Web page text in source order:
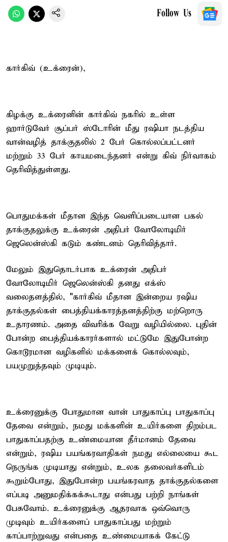
Follow Us
கார்கிவ் (உக்ரைன்),
கிழக்கு உக்ரைனின் கார்கிவ் நகரில் உள்ள
ஹார்டுவேர் சூப்பர் ஸ்டோரின் மீது ரஷியா நடத்திய
வான்வழித் தாக்குதலில் 2 பேர் கொல்லப்பட்டனர்
மற்றும் 33 பேர் காயமடைந்தனர் என்று கிவ் நிர்வாகம்
தெரிவித்துள்ளது.
பொதுமக்கள் மீதான இந்த வெளிப்படையான பகல்
தாக்குதலுக்கு உக்ரைன் அதிபர் வோலோடிமிர்
ஜெலென்ஸ்கி கடும் கண்டனம் தெரிவித்தார்.
மேலும் இதுதொடர்பாக உக்ரைன் அதிபர்
வோலோடிமிர் ஜெலென்ஸ்கி தனது எக்ஸ்
வலைதளத்தில், "கார்கிவ் மீதான இன்றைய ரஷிய
தாக்குதல்கள் பைத்தியக்காரத்தனத்திற்கு மற்றொரு
உதாரணம். அதை விவரிக்க வேறு வழியில்லை. புதின்
போன்ற பைத்தியக்காரர்களால் மட்டுமே இதுபோன்ற
கொடூரமான வழிகளில் மக்களைக் கொல்லவும்,
பயமுறுத்தவும் முடியும்.
உக்ரைனுக்கு போதுமான வான் பாதுகாப்பு பாதுகாப்பு
தேவை என்றும், நமது மக்களின் உயிர்களை திறம்பட
பாதுகாப்பதற்கு உண்மையான தீர்மானம் தேவை
என்றும், ரஷிய பயங்கரவாதிகள் நமது எல்லையை கூட
நெருங்க முடியாது என்றும், உலக தலைவர்களிடம்
கூறும்போது, இதுபோன்ற பயங்கரவாத தாக்குதல்களை
எப்படி அனுமதிக்கக்கூடாது என்பது பற்றி நாங்கள்
பேசுவோம். உக்ரைனுக்கு ஆதரவாக ஒவ்வொரு
முடிவும் உயிர்களைப் பாதுகாப்பது மற்றும்
காப்பாற்றுவது என்பதை உண்மையாகக் கேட்டு